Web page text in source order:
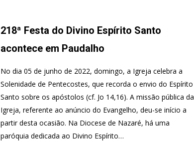
218ª Festa do Divino Espírito Santo
acontece em Paudalho
No dia 05 de junho de 2022, domingo, a Igreja celebra a
Solenidade de Pentecostes, que recorda o envio do Espírito
Santo sobre os apóstolos (cf. Jo 14,16). A missão pública da
Igreja, referente ao anúncio do Evangelho, deu-se início a
partir desta ocasião. Na Diocese de Nazaré, há uma
paróquia dedicada ao Divino Espírito…